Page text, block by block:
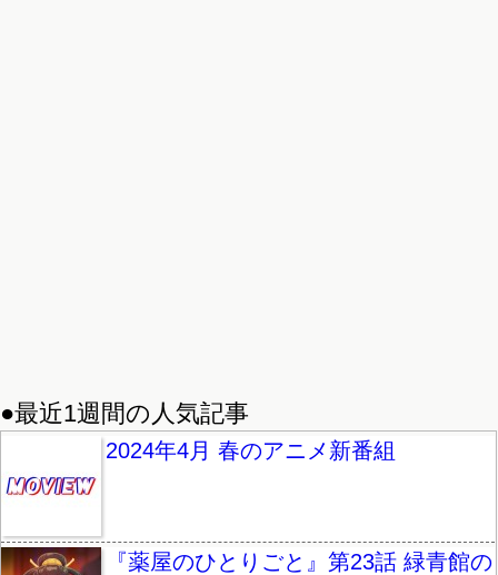
●最近1週間の人気記事
2024年4月 春のアニメ新番組
『薬屋のひとりごと』第23話 緑青館の